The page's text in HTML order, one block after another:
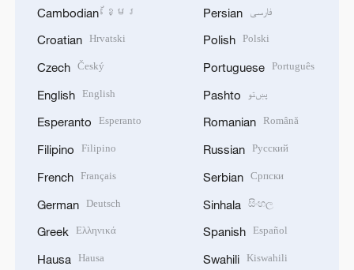
Cambodian ខ្មែរ
Croatian Hrvatski
Czech Český
English English
Esperanto Esperanto
Filipino Filipino
French Français
German Deutsch
Greek Ελληνικά
Hausa Hausa
Persian فارسی
Polish Polski
Portuguese Português
Pashto پښتو
Romanian Română
Russian Русский
Serbian Српски
Sinhala සිංහල
Spanish Español
Swahili Kiswahili